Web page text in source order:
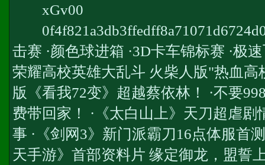
xGv00
击赛 ·颜色球进箱 ·3D卡车锦标赛 ·极
荣耀高校英雄大乱斗 火柴人版"热血高
版《看我72变》超越蔡依林！ ·不要
费带回家！ ·《太白山上》天刀超虐
事 ·《剑网3》新门派霸刀16点体服首
天手游》首部资料片 缘定御龙，盟誓